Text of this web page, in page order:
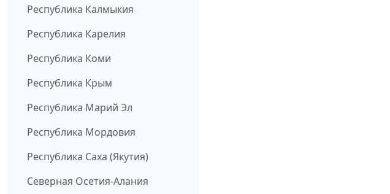
Республика Калмыкия
Республика Карелия
Республика Коми
Республика Крым
Республика Марий Эл
Республика Мордовия
Республика Саха (Якутия)
Северная Осетия-Алания